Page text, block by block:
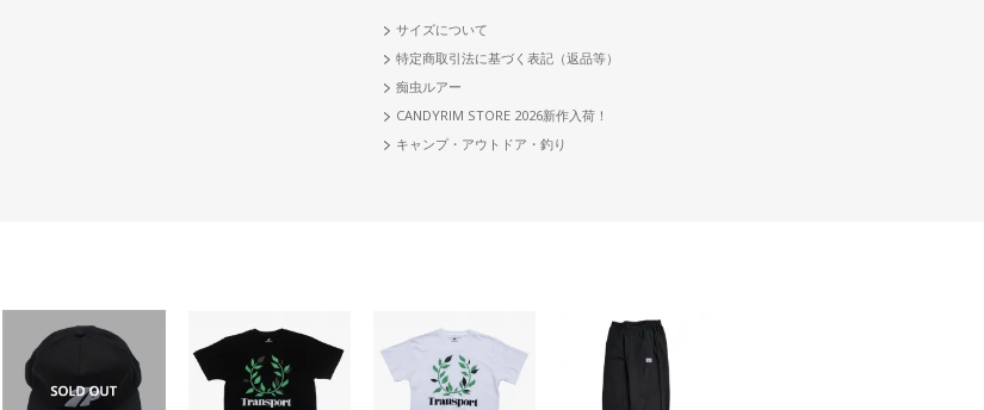
サイズについて
特定商取引法に基づく表記（返品等）
痴虫ルアー
CANDYRIM STORE 2026新作入荷！
キャンプ・アウトドア・釣り